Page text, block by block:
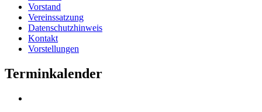
Vorstand
Vereinssatzung
Datenschutzhinweis
Kontakt
Vorstellungen
Terminkalender